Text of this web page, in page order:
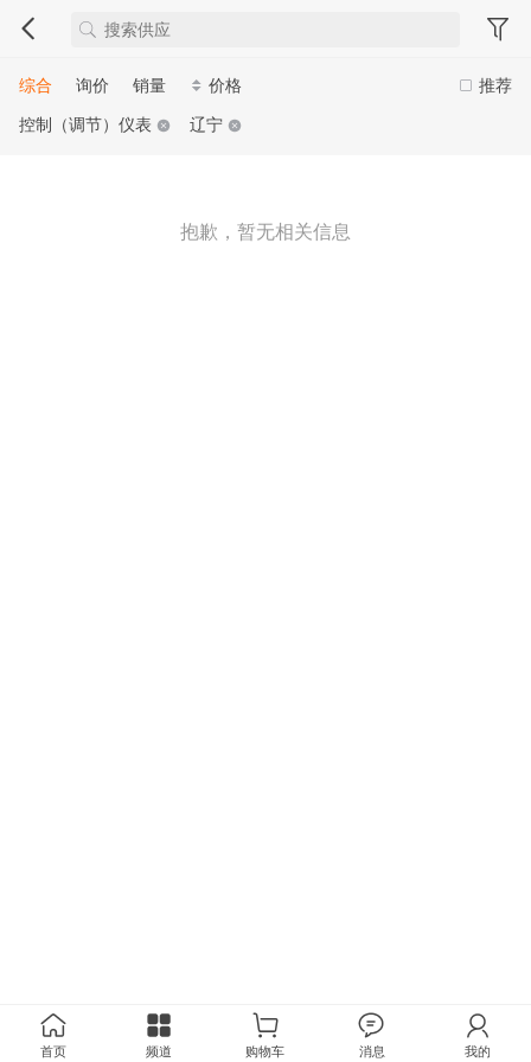
推荐
综合 询价 销量
价格
控制（调节）仪表
辽宁
抱歉，暂无相关信息
首页 频道 购物车 消息 我的